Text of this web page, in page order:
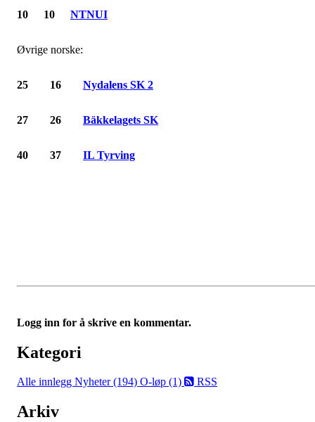
10 10 NTNUI
Øvrige norske:
25 16 Nydalens SK 2
27 26 Bäkkelagets SK
40 37 IL Tyrving
Logg inn for å skrive en kommentar.
Kategori
Alle innlegg Nyheter (194) O-løp (1) RSS
Arkiv